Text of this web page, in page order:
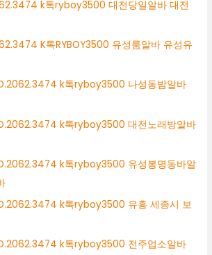
k톡ryboy3500 대전당일알바 대전
K톡RYBOY3500 유성룸알바 유성유
k톡ryboy3500 나성동밤알바
k톡ryboy3500 대전노래방알바
k톡ryboy3500 유성봉명동바알
k톡ryboy3500 유흥 세종시 보
k톡ryboy3500 전주업소알바